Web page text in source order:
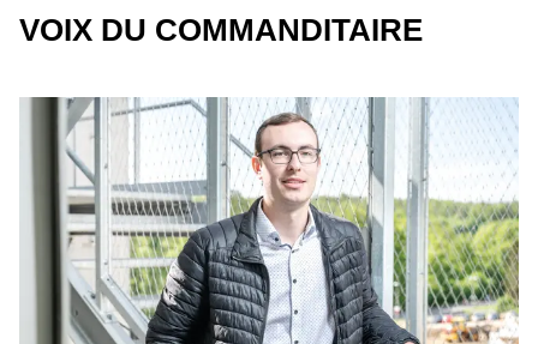
VOIX DU COMMANDITAIRE